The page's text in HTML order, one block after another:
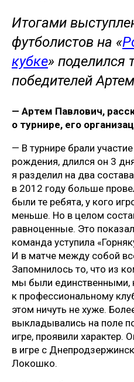
Итогами
футболистов на «
кубке» поделился
победителей
— Артем Павлович,
о турнире, его
— В турнире брали
рождения, длился он 3
я разделил на два
в 2012 году больше
были те ребята, у кого
меньше. Но в целом
равноценные. Это
команда уступила
И в матче между собой
Запомнилось то, что из
мы были единственными,
к профессиональному
этом ничуть не хуже.
выкладывались на поле
игре, проявили характер.
в игре с
Локошко.